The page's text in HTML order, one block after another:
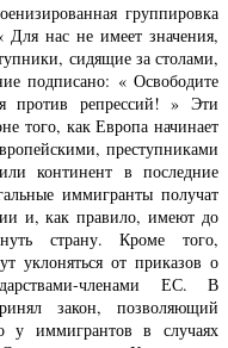
группировка
Для нас не имеет значения,
сидящие за столами,
подписано: « Освободите
против репрессий! » Эти
того, как Европа начинает
преступниками
континент в последние
иммигранты получат
и, как правило, имеют до
страну. Кроме того,
уклоняться от приказов о
членами ЕС. В
закон, позволяющий
у иммигрантов в случаях